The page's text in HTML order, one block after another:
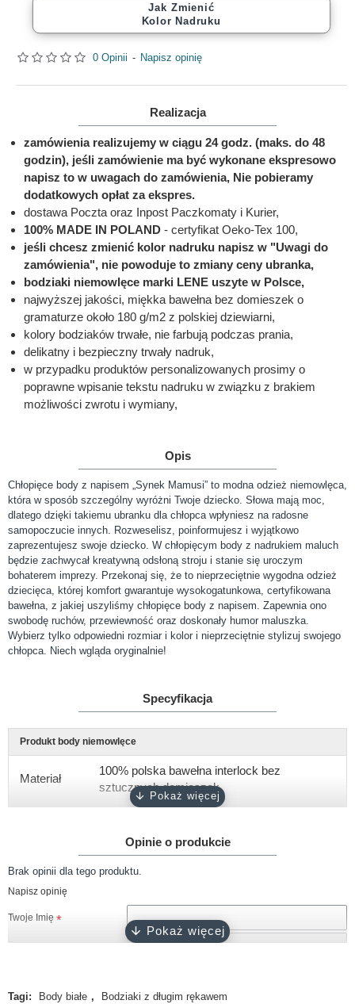
0 Opinii - Napisz opinię
Jak Zmienić
Kolor Nadruku
Realizacja
zamówienia realizujemy w ciągu 24 godz. (maks. do 48
godzin), jeśli zamówienie ma być wykonane ekspresowo
napisz to w uwagach do zamówienia, Nie pobieramy
dodatkowych opłat za ekspres.
dostawa Poczta oraz Inpost Paczkomaty i Kurier,
100% MADE IN POLAND - certyfikat Oeko-Tex 100,
jeśli chcesz zmienić kolor nadruku napisz w "Uwagi do
zamówienia", nie powoduje to zmiany ceny ubranka,
bodziaki niemowlęce marki LENE uszyte w Polsce,
najwyższej jakości, miękka bawełna bez domieszek o
gramaturze około 180 g/m2 z polskiej dziewiarni,
kolory bodziaków trwałe, nie farbują podczas prania,
delikatny i bezpieczny trwały nadruk,
w przypadku produktów personalizowanych prosimy o
poprawne wpisanie tekstu nadruku w związku z brakiem
możliwości zwrotu i wymiany,
Opis
Chłopięce body z napisem „Synek Mamusi” to modna odzież niemowlęca,
która w sposób szczególny wyróżni Twoje dziecko. Słowa mają moc,
dlatego dzięki takiemu ubranku dla chłopca wpłyniesz na radosne
samopoczucie innych. Rozweselisz, poinformujesz i wyjątkowo
zaprezentujesz swoje dziecko. W chłopięcym body z nadrukiem maluch
będzie zachwycał kreatywną odsłoną stroju i stanie się uroczym
bohaterem imprezy. Przekonaj się, że to nieprzeciętnie wygodna odzież
dziecięca, której komfort gwarantuje wysokogatunkowa, certyfikowana
bawełna, z jakiej uszyliśmy chłopięce body z napisem. Zapewnia ono
swobodę ruchów, przewiewność oraz doskonały humor maluszka.
Wybierz tylko odpowiedni rozmiar i kolor i nieprzeciętnie stylizuj swojego
chłopca. Niech wgląda oryginalnie!
Specyfikacja
Produkt body niemowlęce
Materiał
100% polska bawełna interlock bez
sztucznych domieszek
krótki, długi
Rozmiary 56, 62, 68, 74, 80, 86, 92
Kolor
biały, różowy, ciemny róż, błękitny,
turkusowy, szary, granatowy, czarny
Opinie o produkcie
Brak opinii dla tego produktu.
Napisz opinię
Twoje Imię
Twoja opinia
Tagi: Body białe , Bodziaki z długim rękawem